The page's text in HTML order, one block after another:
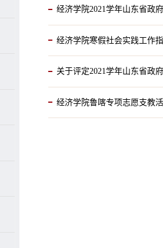
经济学院2021学年山东省政
经济学院寒假社会实践工作
关于评定2021学年山东省政
经济学院鲁喀专项志愿支教